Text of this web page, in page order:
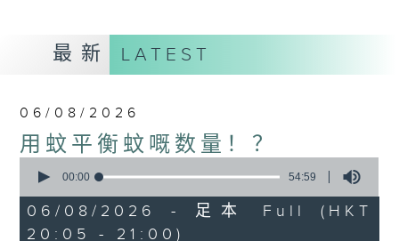
可以慢慢尝试改变日常习惯，过绿色生活。
最新 LATEST
06/08/2026
用蚊平衡蚊嘅数量！？
seconds
54
minutes,
59
00:00 54:59
06/08/2026 - 足本 Full (HKT
20:05 - 21:00)